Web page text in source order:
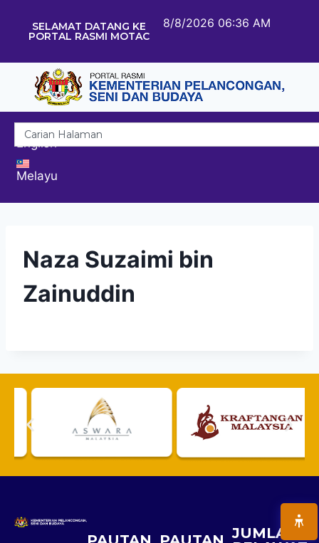
SELAMAT DATANG KE
PORTAL RASMI MOTAC
8/8/2026 06:36 AM
English
Melayu
Naza Suzaimi bin
Zainuddin
JUMLAH